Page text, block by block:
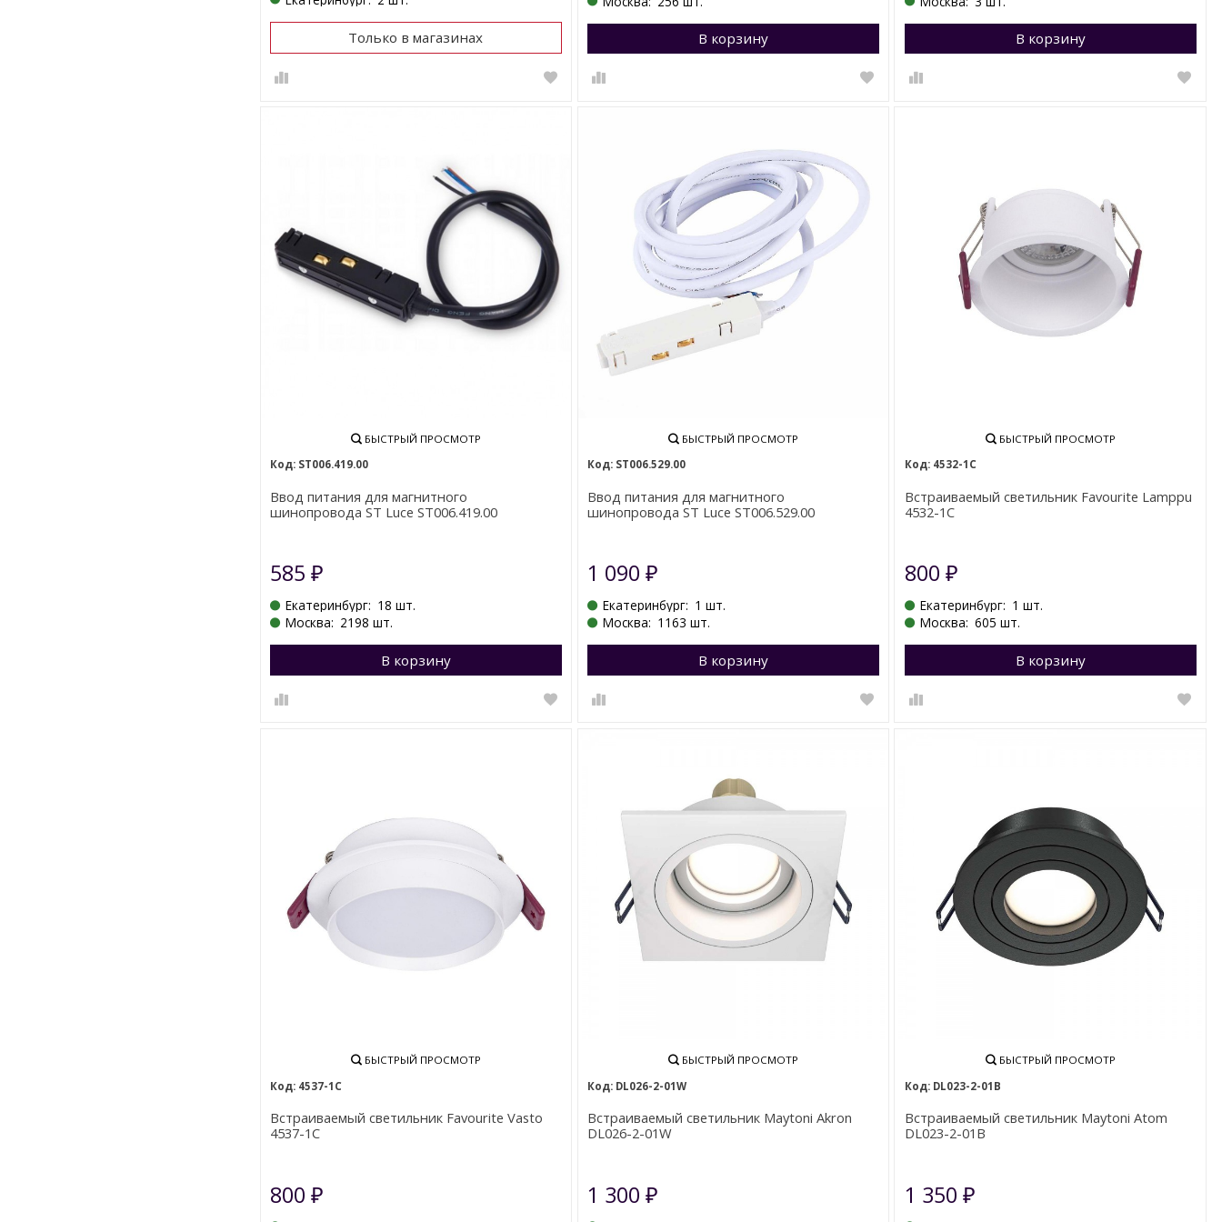
Только в магазинах В корзину Перейти в корзину
В корзину
БЫСТРЫЙ ПРОСМОТР
ST006.419.00
Ввод питания для магнитного
шинопровода ST Luce ST006.419.00
585₽
Екатеринбург: 18 шт.
Москва: 2198 шт.
В корзину Перейти в корзину
БЫСТРЫЙ ПРОСМОТР
ST006.529.00
Ввод питания для магнитного
шинопровода ST Luce ST006.529.00
1 090₽
Екатеринбург: 1 шт.
Москва: 1163 шт.
В корзину Перейти в корзину
БЫСТРЫЙ ПРОСМОТР
4532-1C
Встраиваемый светильник Favourite Lamppu
4532-1C
800 ₽
Екатеринбург: 1 шт.
Москва: 605 шт.
В корзину
БЫСТРЫЙ ПРОСМОТР
4537-1C
Встраиваемый светильник Favourite Vasto
4537-1C
800₽
БЫСТРЫЙ ПРОСМОТР
DL026-2-01W
Встраиваемый светильник Maytoni Akron
DL026-2-01W
1 300₽
БЫСТРЫЙ ПРОСМОТР
DL023-2-01B
Встраиваемый светильник Maytoni Atom
DL023-2-01B
1 350 ₽